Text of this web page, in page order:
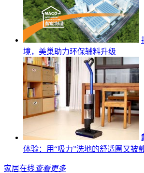
境，美巢助力环保辅料升级
体验：用“吸力”洗地的舒适圈又被
家居在线查看更多